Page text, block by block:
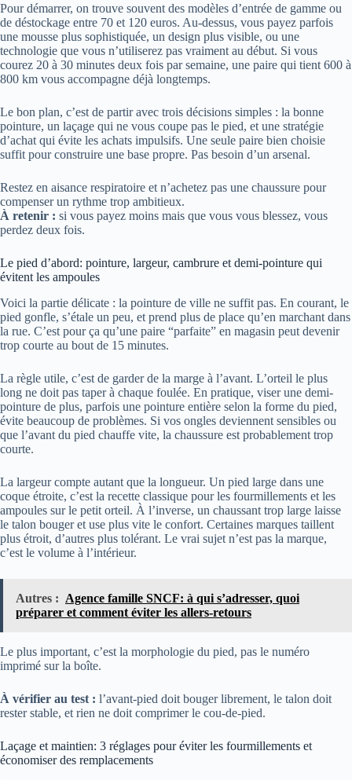
Pour démarrer, on trouve souvent des modèles d’entrée de gamme ou
de déstockage entre 70 et 120 euros. Au-dessus, vous payez parfois
une mousse plus sophistiquée, un design plus visible, ou une
technologie que vous n’utiliserez pas vraiment au début. Si vous
courez 20 à 30 minutes deux fois par semaine, une paire qui tient 600 à
800 km vous accompagne déjà longtemps.
Le bon plan, c’est de partir avec trois décisions simples : la bonne
pointure, un laçage qui ne vous coupe pas le pied, et une stratégie
d’achat qui évite les achats impulsifs. Une seule paire bien choisie
suffit pour construire une base propre. Pas besoin d’un arsenal.
Restez en aisance respiratoire et n’achetez pas une chaussure pour
compenser un rythme trop ambitieux.
À retenir : si vous payez moins mais que vous vous blessez, vous
perdez deux fois.
Le pied d’abord: pointure, largeur, cambrure et demi-pointure qui
évitent les ampoules
Voici la partie délicate : la pointure de ville ne suffit pas. En courant, le
pied gonfle, s’étale un peu, et prend plus de place qu’en marchant dans
la rue. C’est pour ça qu’une paire “parfaite” en magasin peut devenir
trop courte au bout de 15 minutes.
La règle utile, c’est de garder de la marge à l’avant. L’orteil le plus
long ne doit pas taper à chaque foulée. En pratique, viser une demi-
pointure de plus, parfois une pointure entière selon la forme du pied,
évite beaucoup de problèmes. Si vos ongles deviennent sensibles ou
que l’avant du pied chauffe vite, la chaussure est probablement trop
courte.
La largeur compte autant que la longueur. Un pied large dans une
coque étroite, c’est la recette classique pour les fourmillements et les
ampoules sur le petit orteil. À l’inverse, un chaussant trop large laisse
le talon bouger et use plus vite le confort. Certaines marques taillent
plus étroit, d’autres plus tolérant. Le vrai sujet n’est pas la marque,
c’est le volume à l’intérieur.
Autres : Agence famille SNCF: à qui s’adresser, quoi
préparer et comment éviter les allers-retours
Le plus important, c’est la morphologie du pied, pas le numéro
imprimé sur la boîte.
À vérifier au test : l’avant-pied doit bouger librement, le talon doit
rester stable, et rien ne doit comprimer le cou-de-pied.
Laçage et maintien: 3 réglages pour éviter les fourmillements et
économiser des remplacements